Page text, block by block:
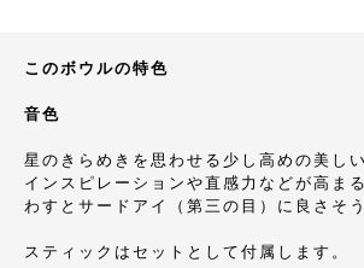
このボウルの特色
音色
星のきらめきを思わせる少し高めの美し
インスピレーションや直感力などが高ま
わすとサードアイ（第三の目）に良さそ
スティックはセットとして付属します。